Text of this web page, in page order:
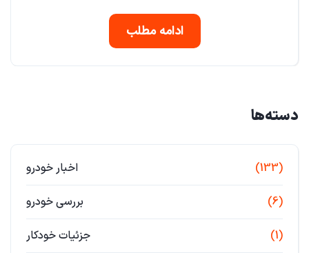
ادامه مطلب
دسته‌ها
اخبار خودرو (133)
بررسی خودرو (6)
جزئیات خودکار (1)